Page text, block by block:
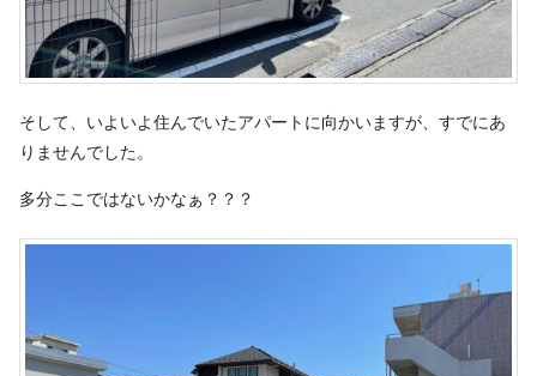
そして、いよいよ住んでいたアパートに向かいますが、すでにあ
りませんでした。
多分ここではないかなぁ？？？